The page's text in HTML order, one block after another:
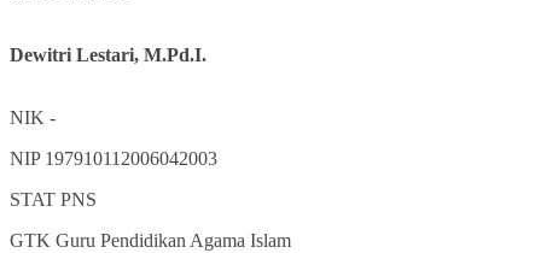
Dewitri Lestari, M.Pd.I.
NIK -
NIP 197910112006042003
STAT PNS
GTK Guru Pendidikan Agama Islam